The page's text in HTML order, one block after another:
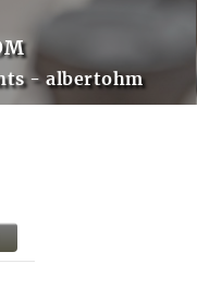
- albertohm